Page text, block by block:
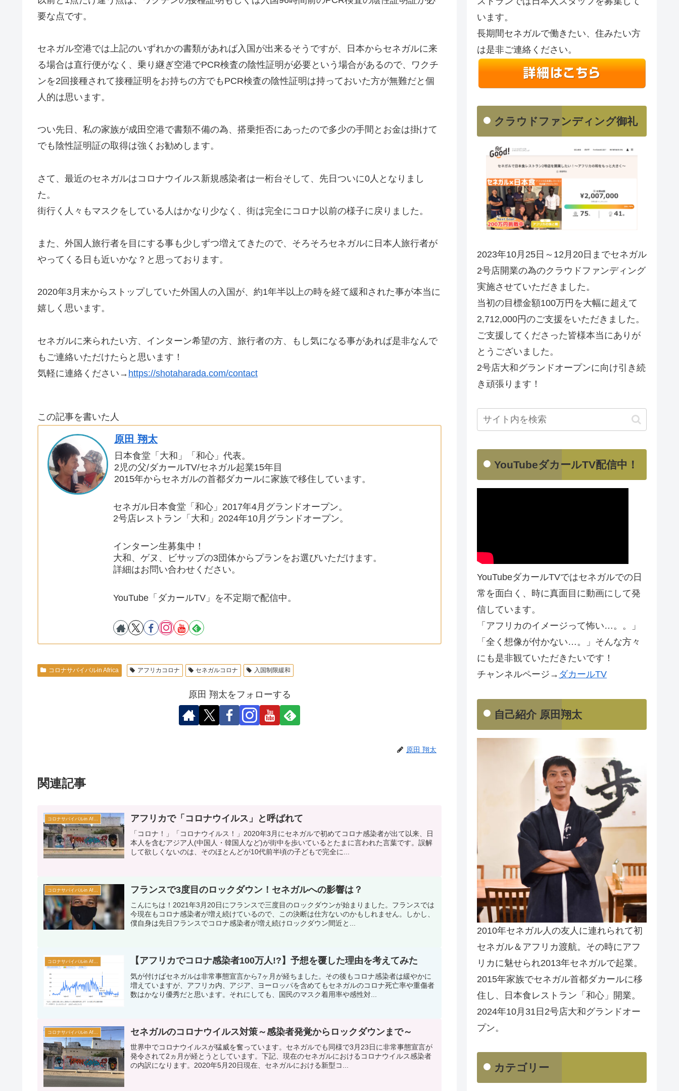
要な点です。
セネガル空港では上記のいずれかの書類があれば入国が出来るそうですが、日本からセネガルに来
る場合は直行便がなく、乗り継ぎ空港でPCR検査の陰性証明が必要という場合があるので、ワクチ
ンを2回接種されて接種証明をお持ちの方でもPCR検査の陰性証明は持っておいた方が無難だと個
人的は思います。
つい先日、私の家族が成田空港で書類不備の為、搭乗拒否にあったので多少の手間とお金は掛けて
でも陰性証明証の取得は強くお勧めします。
さて、最近のセネガルはコロナウイルス新規感染者は一桁台そして、先日ついに0人となりまし
た。
街行く人々もマスクをしている人はかなり少なく、街は完全にコロナ以前の様子に戻りました。
また、外国人旅行者を目にする事も少しずつ増えてきたので、そろそろセネガルに日本人旅行者が
やってくる日も近いかな？と思っております。
2020年3月末からストップしていた外国人の入国が、約1年半以上の時を経て緩和された事が本当に
嬉しく思います。
セネガルに来られたい方、インターン希望の方、旅行者の方、もし気になる事があれば是非なんで
もご連絡いただけたらと思います！
気軽に連絡ください→ https://shotaharada.com/contact
この記事を書いた人
原田 翔太
日本食堂「大和」「和心」代表。
2児の父/ダカールTV/セネガル起業15年目
2015年からセネガルの首都ダカールに家族で移住しています。
セネガル日本食堂「和心」2017年4月グランドオープン。
2号店レストラン「大和」2024年10月グランドオープン。
インターン生募集中！
大和、ゲヌ、ビサップの3団体からプランをお選びいただけます。
詳細はお問い合わせください。
YouTube「ダカールTV」を不定期で配信中。
コロナサバイバルin Africa アフリカコロナ セネガルコロナ 入国制限緩和
原田 翔太をフォローする
原田 翔太
関連記事
コロナサバイバルin Africa アフリカで「コロナウイルス」と呼ばれて
「コロナ！」「コロナウイルス！」2020年3月にセネガルで初めてコロナ感染者が出て以来、日
本人を含むアジア人(中国人・韓国人など)が街中を歩いているとたまに言われた言葉です。誤解
して欲しくないのは、そのほとんどが10代前半頃の子どもで完全に...
フランスで3度目のロックダウン！セネガルへの影響は？
こんにちは！2021年3月20日にフランスで三度目のロックダウンが始まりました。フランスでは
今現在もコロナ感染者が増え続けているので、この決断は仕方ないのかもしれません。しかし、
僕自身は先日フランスでコロナ感染者が増え続けロックダウン間近と...
【アフリカでコロナ感染者100万人!?】予想を覆した理由を考えてみた
気が付けばセネガルは非常事態宣言から7ヶ月が経ちました。その後もコロナ感染者は緩やかに
増えていますが、アフリカ内、アジア、ヨーロッパを含めてもセネガルのコロナ死亡率や重傷者
数はかなり優秀だと思います。それにしても、国民のマスク着用率や感性対...
コロナサバイバルin Africa セネガルのコロナウイルス対策～感染者発覚からロックダウンまで～
世界中でコロナウイルスが猛威を奮っています。セネガルでも同様で3月23日に非常事態宣言が
発令されて2ヵ月が経とうとしています。下記、現在のセネガルにおけるコロナウイルス感染者
の内訳になります。2020年5月20日現在、セネガルにおける新型コ...
います。
長期間セネガルで働きたい、住みたい方
は是非ご連絡ください。
クラウドファンディング御礼
2023年10月25日～12月20日までセネガル
2号店開業の為のクラウドファンディング
実施させていただきました。
当初の目標金額100万円を大幅に超えて
2,712,000円のご支援をいただきました。
ご支援してくださった皆様本当にありが
とうございました。
2号店大和グランドオープンに向け引き続
き頑張ります！
YouTubeダカールTV配信中！
YouTubeダカールTVではセネガルでの日
常を面白く、時に真面目に動画にして発
信しています。
「アフリカのイメージって怖い…。。」
「全く想像が付かない…。」そんな方々
にも是非観ていただきたいです！
チャンネルページ→ ダカールTV
自己紹介 原田翔太
2010年セネガル人の友人に連れられて初
セネガル＆アフリカ渡航。その時にアフ
リカに魅せられ2013年セネガルで起業。
2015年家族でセネガル首都ダカールに移
住し、日本食レストラン「和心」開業。
2024年10月31日2号店大和グランドオー
プン。
カテゴリー